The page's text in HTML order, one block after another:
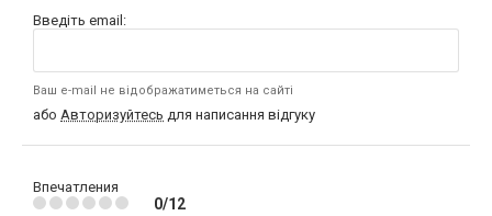
Введіть email:
Ваш e-mail не відображатиметься на сайті
або Авторизуйтесь для написання відгуку
Впечатления
0/12